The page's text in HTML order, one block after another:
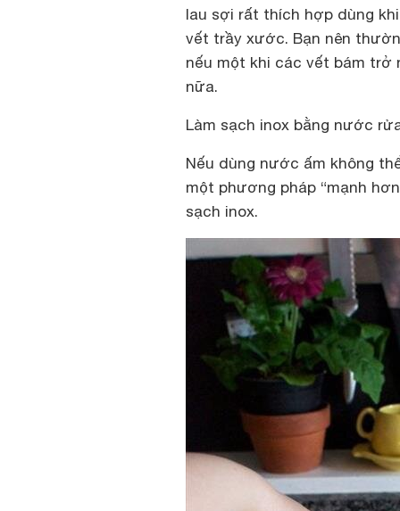
lau sợi rất thích hợp dùng
vết trầy xước. Bạn nên
nếu một khi các vết bám trở
nữa.
Làm sạch inox bằng nước
Nếu dùng nước ấm không
một phương pháp “mạnh
sạch inox.